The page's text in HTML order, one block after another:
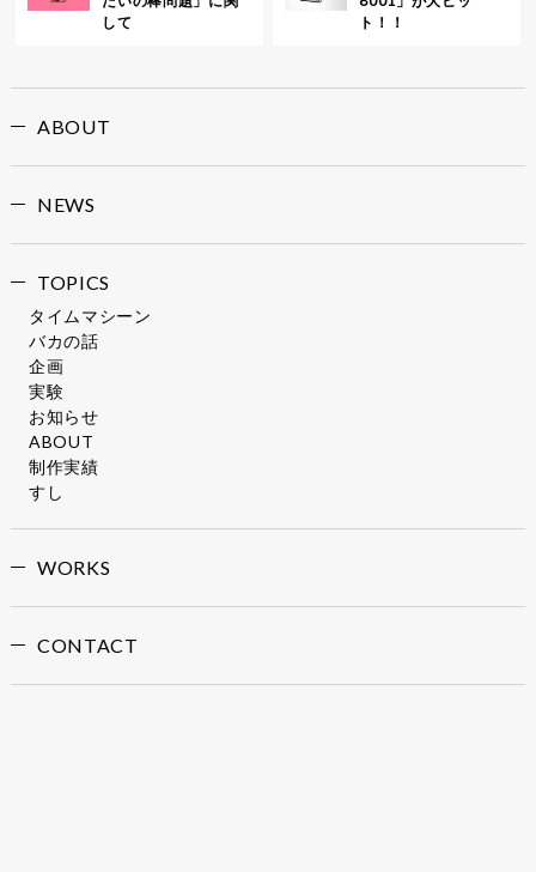
して
ト！！
ABOUT
NEWS
TOPICS
タイムマシーン
バカの話
企画
実験
お知らせ
ABOUT
制作実績
すし
WORKS
CONTACT